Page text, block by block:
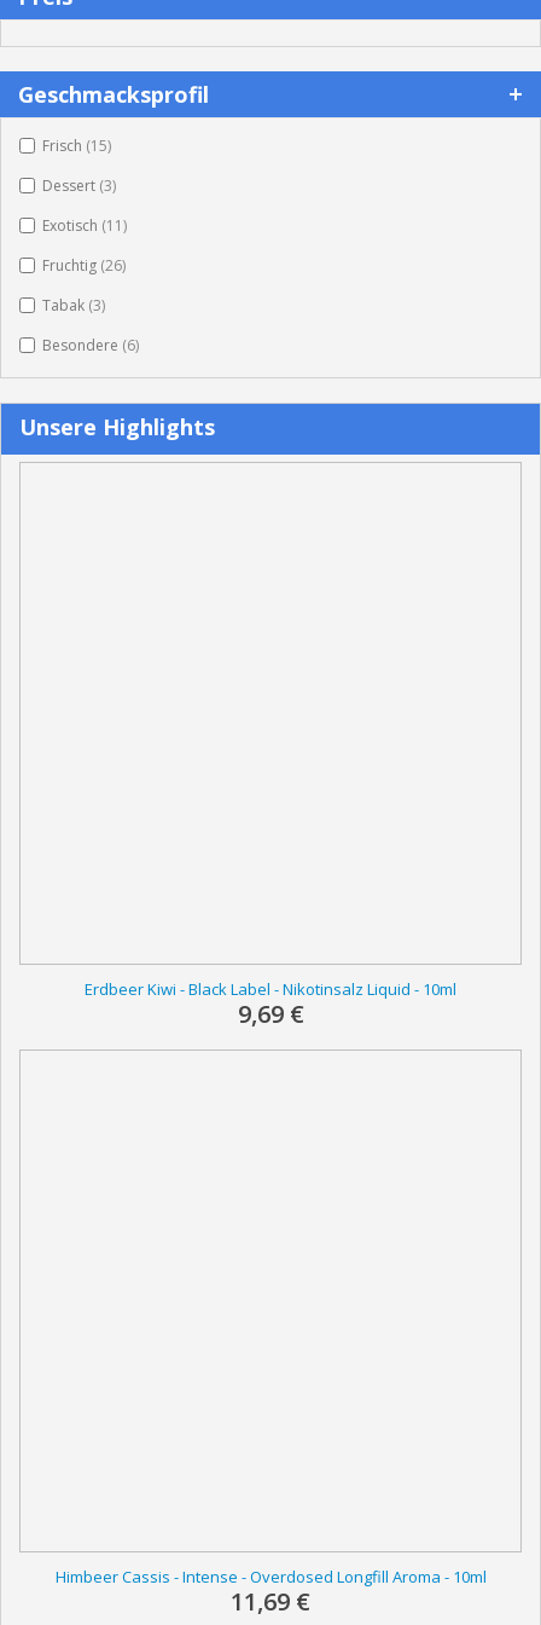
Geschmacksprofil
Frisch (15)items
Dessert (3)items
Exotisch (11)items
Fruchtig (26)items
Tabak (3)items
Besondere (6)items
Unsere Highlights
Erdbeer Kiwi - Black Label - Nikotinsalz Liquid - 10ml
9,69 €
Himbeer Cassis - Intense - Overdosed Longfill Aroma - 10ml
11,69 €